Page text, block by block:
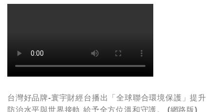
台灣好品牌-寰宇財經台播出「全球聯合環境保護」提升
防治水平與世界接軌 給予全方位溫和守護。 (網路版)